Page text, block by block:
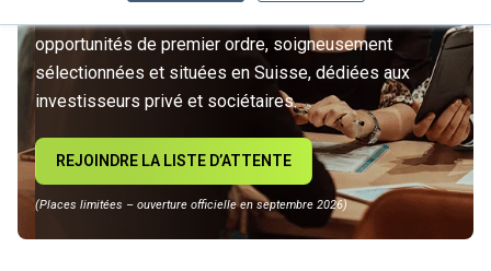
opportunités de premier ordre, soigneusement
sélectionnées et situées en Suisse, dédiées aux
investisseurs privé et sociétaires.
REJOINDRE LA LISTE D’ATTENTE
(Places limitées – ouverture officielle en septembre 2026)